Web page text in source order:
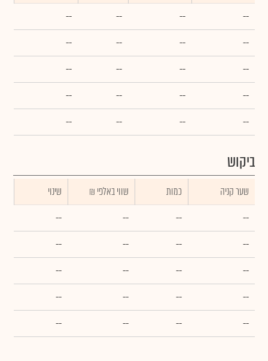
--
--
--
--
--
--
--
--
--
--
--
--
--
--
--
--
--
--
--
--
ביקוש
שער קניה כמות ₪ שווי באלפי
שינוי
--
--
--
--
--
--
--
--
--
--
--
--
--
--
--
--
--
--
--
--